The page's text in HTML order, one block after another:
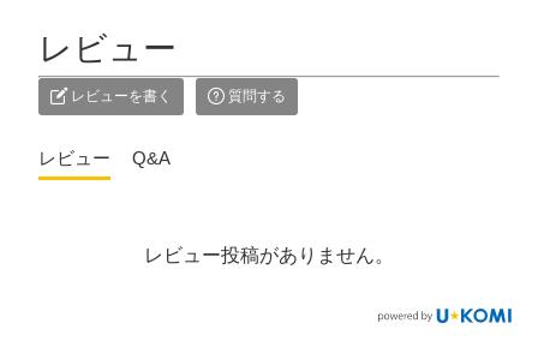
レビュー
レビューを書く 質問する
レビュー Q&A
レビュー投稿がありません。